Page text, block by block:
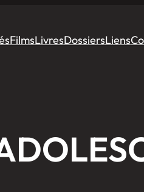
FilmsLivresDossiersLiens